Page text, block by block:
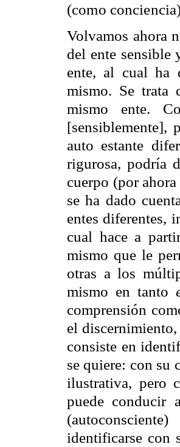
(como
Volvamos ahora
del ente sensible
ente, al cual ha
mismo. Se trata
mismo ente.
[sensiblemente],
auto estante
rigurosa, podría
cuerpo (por
se ha dado
entes diferentes,
cual hace a
mismo que le
otras a los
mismo en tanto
comprensión
el
consiste en
se quiere: con su
ilustrativa, pero
puede conducir
identificarse con